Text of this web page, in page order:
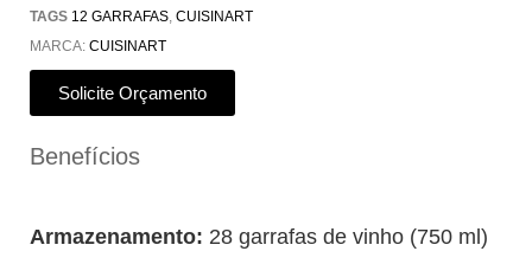
TAGS 12 GARRAFAS, CUISINART
MARCA: CUISINART
Solicite Orçamento
Benefícios
Armazenamento: 28 garrafas de vinho (750 ml)